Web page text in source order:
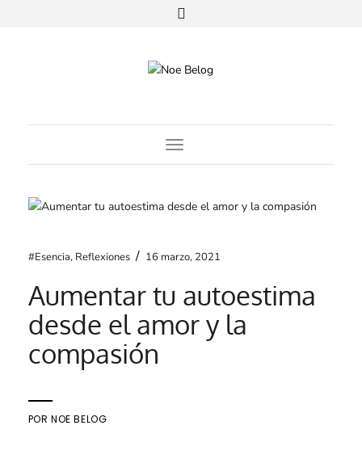
Toggle Navigation
#Esencia, Reflexiones / 16 marzo, 2021
Aumentar tu autoestima
desde el amor y la
compasión
POR NOE BELOG